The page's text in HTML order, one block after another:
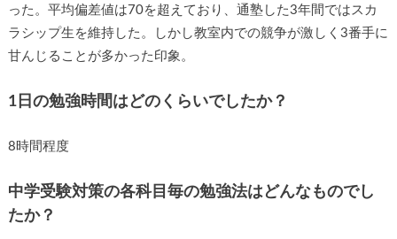
った。平均偏差値は70を超えており、通塾した3年間ではスカ
ラシップ生を維持した。しかし教室内での競争が激しく3番手に
甘んじることが多かった印象。
1日の勉強時間はどのくらいでしたか？
8時間程度
中学受験対策の各科目毎の勉強法はどんなものでし
たか？